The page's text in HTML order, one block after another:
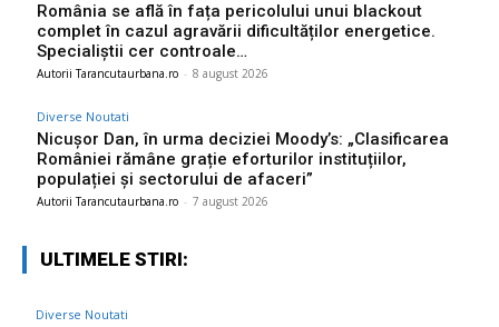
România se află în fața pericolului unui blackout
complet în cazul agravării dificultăților energetice.
Specialiștii cer controale…
Autorii Tarancutaurbana.ro - 8 august 2026
Diverse Noutati
Nicușor Dan, în urma deciziei Moody’s: „Clasificarea
României rămâne grație eforturilor instituțiilor,
populației și sectorului de afaceri”
Autorii Tarancutaurbana.ro - 7 august 2026
ULTIMELE STIRI:
Diverse Noutati